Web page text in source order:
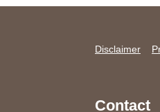
Disclaimer
Contact